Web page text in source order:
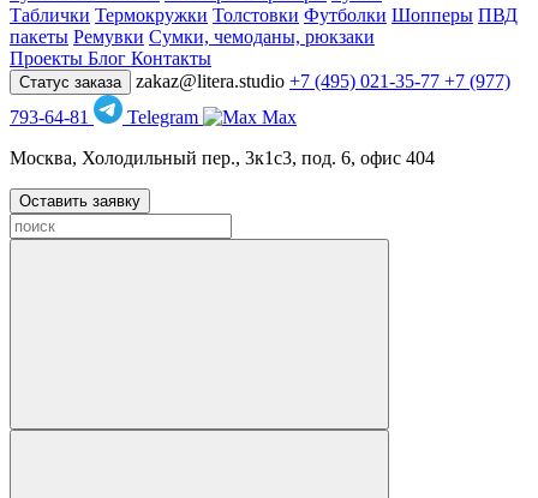
Таблички Термокружки Толстовки Футболки Шопперы ПВД
пакеты Ремувки Сумки, чемоданы, рюкзаки
Проекты Блог Контакты
Статус заказа zakaz@litera.studio +7 (495) 021-35-77 +7 (977)
793-64-81
Telegram
Max
Москва, Холодильный пер., 3к1с3, под. 6, офис 404
Оставить заявку